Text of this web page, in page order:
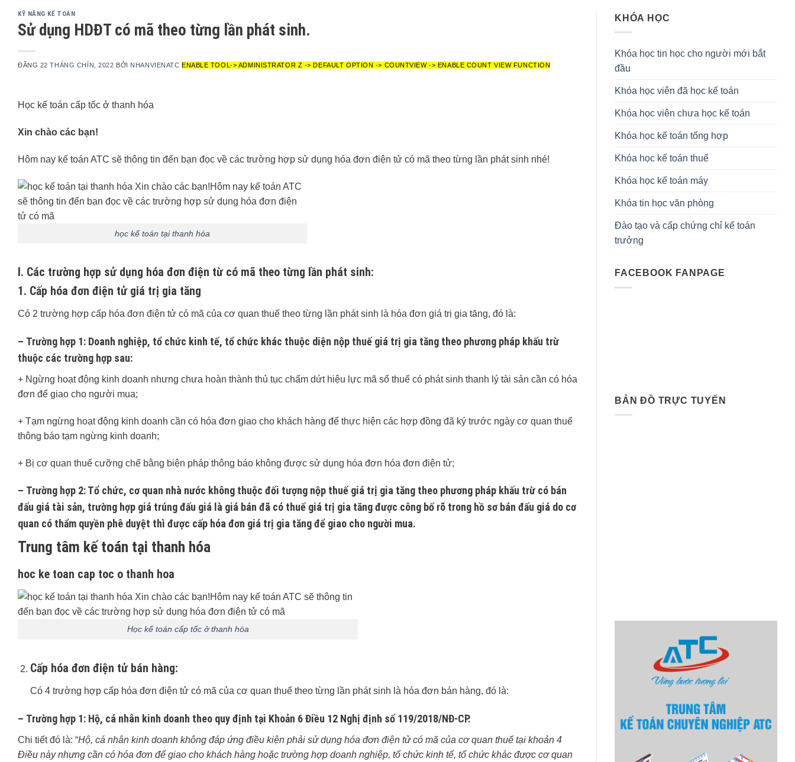
KỸ NĂNG KẾ TOÁN
Sử dụng HDĐT có mã theo từng lần phát sinh.
ĐĂNG 22 THÁNG CHÍN, 2022 BỞI NHANVIENATC ENABLE TOOL-> ADMINISTRATOR Z -> DEFAULT OPTION -> COUNTVIEW -> ENABLE COUNT VIEW FUNCTION
Học kế toán cấp tốc ở thanh hóa
Xin chào các bạn!
Hôm nay kế toán ATC sẽ thông tin đến bạn đọc về các trường hợp sử dụng hóa đơn điện tử có mã theo từng lần phát sinh nhé!
học kế toán tại thanh hóa
I. Các trường hợp sử dụng hóa đơn điện từ có mã theo từng lần phát sinh:
1. Cấp hóa đơn điện tử giá trị gia tăng
Có 2 trường hợp cấp hóa đơn điện tử có mã của cơ quan thuế theo từng lần phát sinh là hóa đơn giá trị gia tăng, đó là:
– Trường hợp 1: Doanh nghiệp, tổ chức kinh tế, tổ chức khác thuộc diện nộp thuế giá trị gia tăng theo phương pháp khấu trừ
thuộc các trường hợp sau:
+ Ngừng hoạt động kinh doanh nhưng chưa hoàn thành thủ tục chấm dứt hiệu lực mã số thuế có phát sinh thanh lý tài sản cần có hóa
đơn để giao cho người mua;
+ Tạm ngừng hoạt động kinh doanh cần có hóa đơn giao cho khách hàng để thực hiện các hợp đồng đã ký trước ngày cơ quan thuế
thông báo tạm ngừng kinh doanh;
+ Bị cơ quan thuế cưỡng chế bằng biện pháp thông báo không được sử dụng hóa đơn hóa đơn điện tử;
– Trường hợp 2: Tổ chức, cơ quan nhà nước không thuộc đối tượng nộp thuế giá trị gia tăng theo phương pháp khấu trừ có bán
đấu giá tài sản, trường hợp giá trúng đấu giá là giá bán đã có thuế giá trị gia tăng được công bố rõ trong hồ sơ bán đấu giá do cơ
quan có thẩm quyền phê duyệt thì được cấp hóa đơn giá trị gia tăng để giao cho người mua.
Trung tâm kế toán tại thanh hóa
hoc ke toan cap toc o thanh hoa
Học kế toán cấp tốc ở thanh hóa
Cấp hóa đơn điện tử bán hàng:
Có 4 trường hợp cấp hóa đơn điện tử có mã của cơ quan thuế theo từng lần phát sinh là hóa đơn bán hàng, đó là:
– Trường hợp 1: Hộ, cá nhân kinh doanh theo quy định tại Khoản 6 Điều 12 Nghị định số 119/2018/NĐ-CP.
Chi tiết đó là: “Hộ, cá nhân kinh doanh không đáp ứng điều kiện phải sử dụng hóa đơn điện tử có mã của cơ quan thuế tại khoản 4
Điều này nhưng cần có hóa đơn để giao cho khách hàng hoặc trường hợp doanh nghiệp, tổ chức kinh tế, tổ chức khác được cơ quan
KHÓA HỌC
Khóa học tin học cho người mới bắt
đầu
Khóa học viên đã học kế toán
Khóa học viên chưa học kế toán
Khóa học kế toán tổng hợp
Khóa học kế toán thuế
Khóa học kế toán máy
Khóa tin học văn phòng
Đào tạo và cấp chứng chỉ kế toán
trưởng
FACEBOOK FANPAGE
BẢN ĐỒ TRỰC TUYẾN